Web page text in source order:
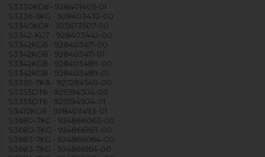
S3330KG6 - 928401405-01
S3336-6KG - 928403432-00
S3340KG8 - 925673507-00
S3342-KG7 - 928403442-00
S3342KG8 - 928403471-00
S3342KG8 - 928403471-01
S3342KG8 - 928403489-00
S3342KG8 - 928403489-01
S3350-7KA - 927284540-00
S3353DT6 - 925594504-00
S3353DT6 - 925594504-01
S3472KG8 - 928403493-01
S3680-7KG - 924866063-00
S3680-7KG - 924866163-00
S3683-7KG - 924866064-00
S3683-7KG - 924866164-00